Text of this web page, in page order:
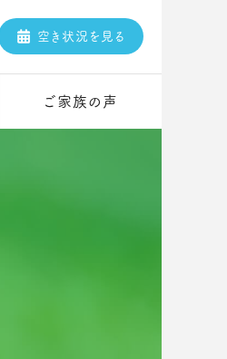
ご家族の声
空き状況を見る